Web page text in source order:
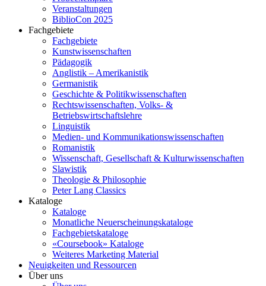
Veranstaltungen
BiblioCon 2025
Fachgebiete
Fachgebiete
Kunstwissenschaften
Pädagogik
Anglistik – Amerikanistik
Germanistik
Geschichte & Politikwissenschaften
Rechtswissenschaften, Volks- &
Betriebswirtschaftslehre
Linguistik
Medien- und Kommunikationswissenschaften
Romanistik
Wissenschaft, Gesellschaft & Kulturwissenschaften
Slawistik
Theologie & Philosophie
Peter Lang Classics
Kataloge
Kataloge
Monatliche Neuerscheinungskataloge
Fachgebietskataloge
«Coursebook» Kataloge
Weiteres Marketing Material
Neuigkeiten und Ressourcen
Über uns